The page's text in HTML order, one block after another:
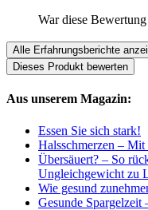
War diese
Alle Erfahrungsberichte
Dieses Produkt bewerten
Aus unserem Magazin:
Essen Sie sich stark!
Halsschmerzen – Mit
Übersäuert? – So
Ungleichgewicht zu
Wie gesund
Gesunde